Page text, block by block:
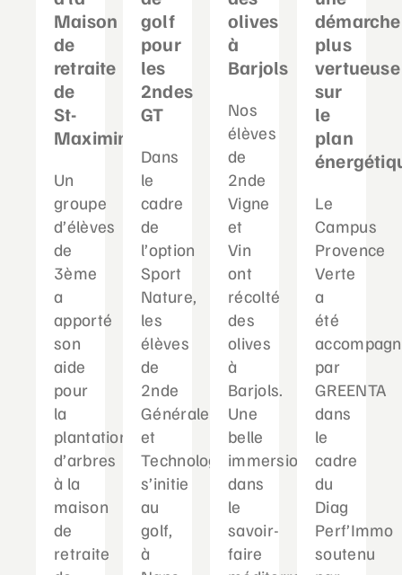
Maison
de
retraite
de
St-
Maximin
Un
groupe
d’élèves
de
3ème
a
apporté
son
aide
pour
la
plantation
d’arbres
à la
maison
de
retraite
golf
pour
les
2ndes
GT
Dans
le
cadre
de
l’option
Sport
Nature,
les
élèves
de
2nde
Générale
et
Technologique
s’initie
au
golf,
à
olives
à
Barjols
Nos
élèves
de
2nde
Vigne
et
Vin
ont
récolté
des
olives
à
Barjols.
Une
belle
immersion
dans
le
savoir-
faire
démarche
plus
vertueuse
sur
le
plan
Le
Campus
Provence
Verte
a
été
par
GREENTA
dans
le
cadre
du
Diag
Perf’Immo
soutenu